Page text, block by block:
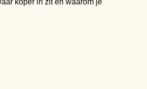
koper in zit en waarom je